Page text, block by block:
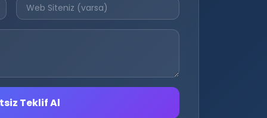
Teklif Al